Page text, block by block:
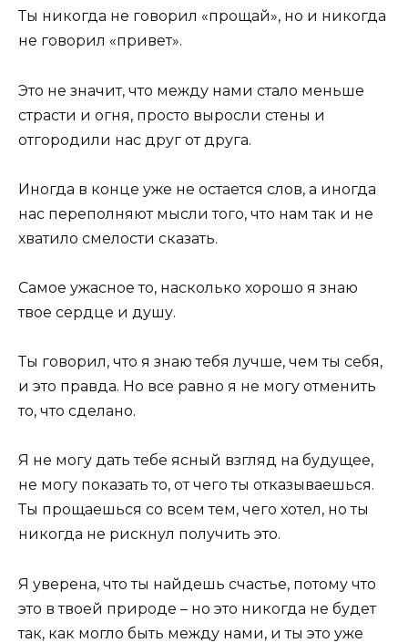
Ты никогда не говорил «прощай», но и никогда
не говорил «привет».
Это не значит, что между нами стало меньше
страсти и огня, просто выросли стены и
отгородили нас друг от друга.
Иногда в конце уже не остается слов, а иногда
нас переполняют мысли того, что нам так и не
хватило смелости сказать.
Самое ужасное то, насколько хорошо я знаю
твое сердце и душу.
Ты говорил, что я знаю тебя лучше, чем ты себя,
и это правда. Но все равно я не могу отменить
то, что сделано.
Я не могу дать тебе ясный взгляд на будущее,
не могу показать то, от чего ты отказываешься.
Ты прощаешься со всем тем, чего хотел, но ты
никогда не рискнул получить это.
Я уверена, что ты найдешь счастье, потому что
это в твоей природе – но это никогда не будет
так, как могло быть между нами, и ты это уже